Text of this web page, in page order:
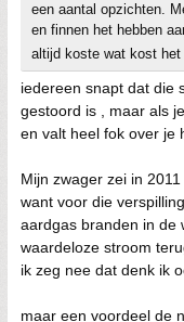
een aantal opzichten.
en finnen het hebben
altijd koste wat kost
iedereen snapt dat die
gestoord is , maar als
en valt heel fok over je
Mijn zwager zei in
want voor die
aardgas branden in de
waardeloze stroom
ik zeg nee dat denk ik
maar een voordeel de